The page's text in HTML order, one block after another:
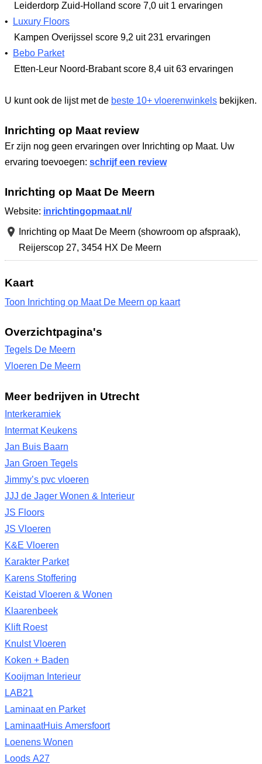
Leiderdorp Zuid-Holland score 7,0 uit 1 ervaringen
•
Luxury Floors
Kampen Overijssel score 9,2 uit 231 ervaringen
•
Bebo Parket
Etten-Leur Noord-Brabantscore 8,4 uit 63 ervaringen
U kunt ook de lijst met de beste 10+ vloerenwinkels bekijken.
Inrichting op Maat review
Er zijn nog geen ervaringen over Inrichting op Maat. Uw
ervaring toevoegen: schrijf een review
Inrichting op Maat De Meern
Website: inrichtingopmaat.nl/
Inrichting op Maat De Meern (showroom op afspraak),
Reijerscop 27, 3454 HX De Meern
Kaart
Toon Inrichting op Maat De Meern op kaart
Overzichtpagina's
Tegels De Meern
Vloeren De Meern
Meer bedrijven in Utrecht
Interkeramiek
Intermat Keukens
Jan Buis Baarn
Jan Groen Tegels
Jimmy’s pvc vloeren
JJJ de Jager Wonen & Interieur
JS Floors
JS Vloeren
K&E Vloeren
Karakter Parket
Karens Stoffering
Keistad Vloeren & Wonen
Klaarenbeek
Klift Roest
Knulst Vloeren
Koken + Baden
Kooijman Interieur
LAB21
Laminaat en Parket
LaminaatHuis Amersfoort
Loenens Wonen
Loods A27